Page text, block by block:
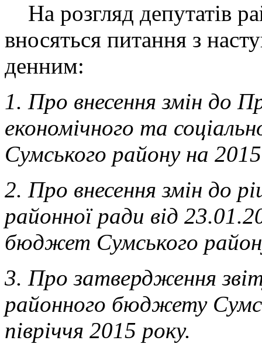
На розгляд депутатів
вносяться питання з
денним:
1. Про внесення змін до
економічного та
Сумського району на
2. Про внесення змін до
районної ради від
бюджет Сумського
3. Про затвердження
районного бюджету
півріччя 2015 року.